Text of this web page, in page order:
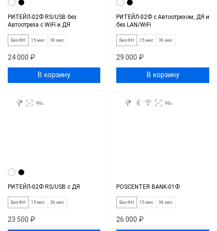
РИТЕЙЛ-02Ф RS/USB без
Автоотреза с WiFi и ДЯ
Без ФН 15 мес 36 мес
24 000 ₽
В корзину
РИТЕЙЛ-02Ф c Автоотрезом, ДЯ и
без LAN/WiFi
Без ФН 15 мес 36 мес
29 000 ₽
В корзину
РИТЕЙЛ-02Ф RS/USB с ДЯ
Без ФН 15 мес 36 мес
23 500 ₽
POSCENTER BANK-01Ф
Без ФН 15 мес 36 мес
26 000 ₽